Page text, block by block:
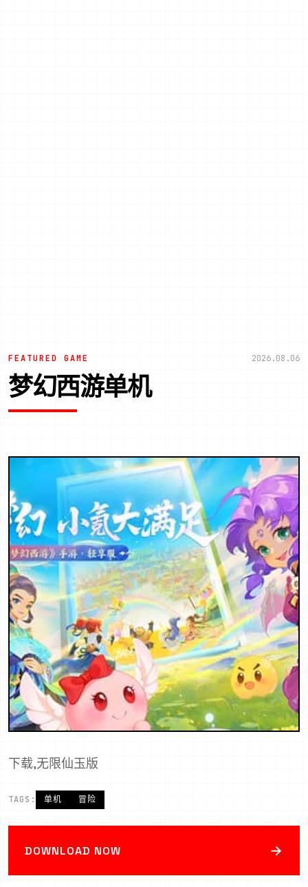
FEATURED GAME 2026.08.06
梦幻西游单机
下载,无限仙玉版
TAGS: 单机 冒险
DOWNLOAD NOW →